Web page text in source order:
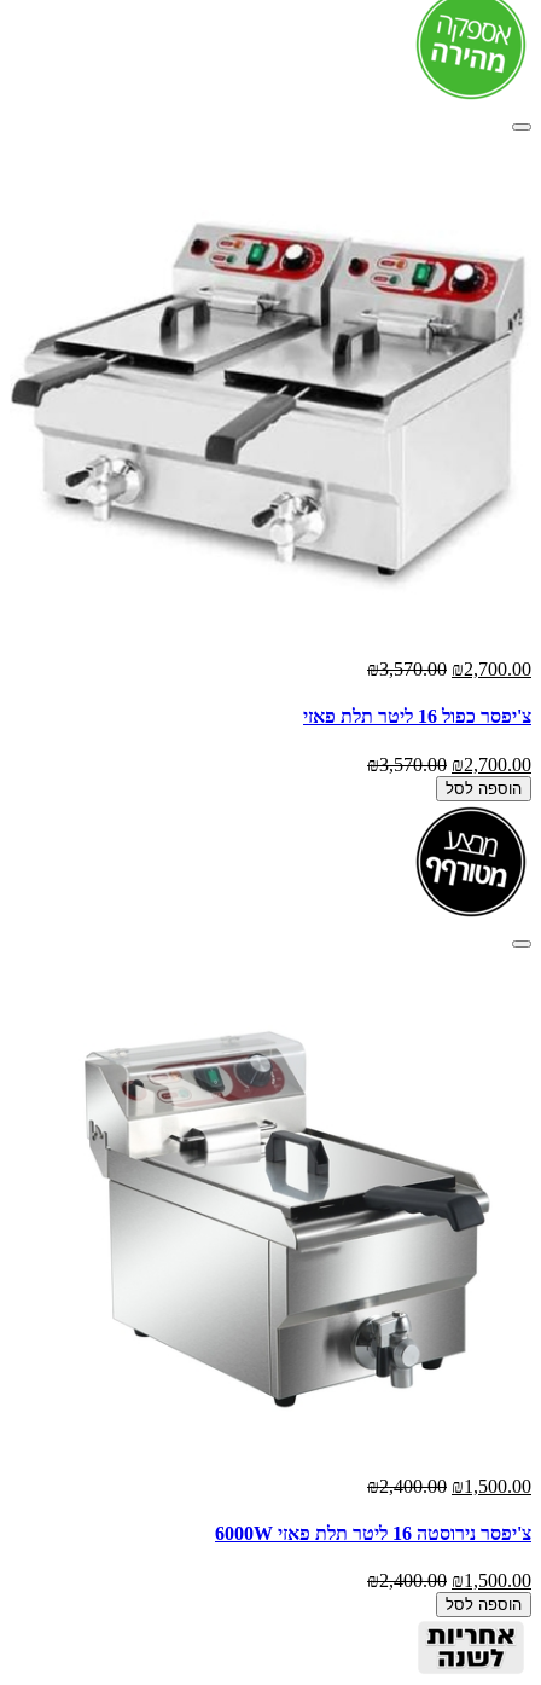
₪2,700.00
₪3,570.00
צ'יפסר כפול 16 ליטר תלת פאזי
₪2,700.00
₪3,570.00
הוספה לסל
₪1,500.00
₪2,400.00
צ'יפסר נירוסטה 16 ליטר תלת פאזי 6000W
₪1,500.00
₪2,400.00
הוספה לסל